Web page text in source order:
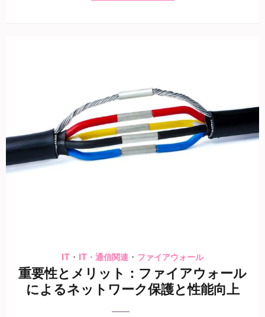
IT ・ IT・通信関連 ・ ファイアウォール
重要性とメリット：ファイアウォール
によるネットワーク保護と性能向上